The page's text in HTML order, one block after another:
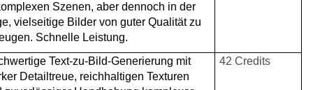
Szenen, aber dennoch in der
vielseitige Bilder von guter Qualität zu
Schnelle Leistung.
Text-zu-Bild-Generierung mit
Detailtreue, reichhaltigen Texturen
42 Credits